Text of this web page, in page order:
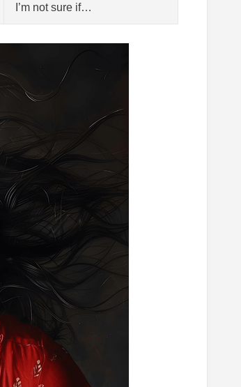
I’m not sure if…